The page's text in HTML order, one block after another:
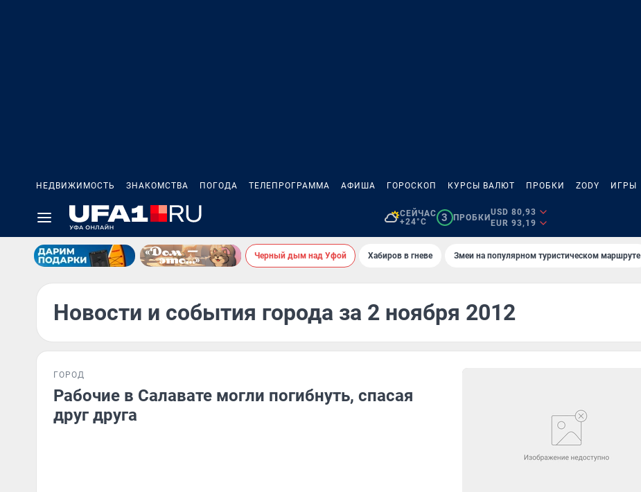
НЕДВИЖИМОСТЬ ЗНАКОМСТВА ПОГОДА ТЕЛЕПРОГРАММА АФИША ГОРОСКОП КУРСЫ ВАЛЮТ ПРОБКИ ZODY ИГРЫ
СЕЙЧАС
+24°C
3 ПРОБКИ
USD 80,93
EUR 93,19
Черный дым над Уфой Хабиров в гневе Змеи на популярном туристическом маршруте
Новости и события города за 2 ноября 2012
ГОРОД
Рабочие в Салавате могли погибнуть, спасая
друг друга